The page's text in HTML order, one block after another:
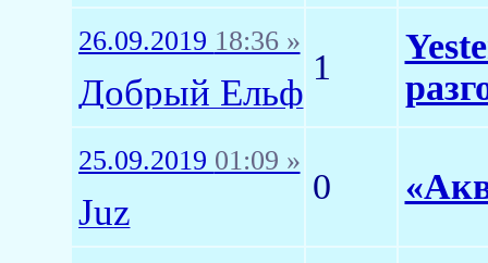
26.09.2019 18:36 »
Добрый Ёльф
1
25.09.2019 01:09 »
Juz
0